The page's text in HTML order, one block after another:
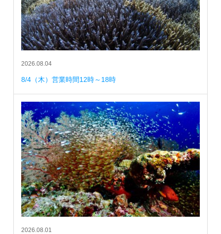
2026.08.04
8/4（木）営業時間12時～18時
2026.08.01